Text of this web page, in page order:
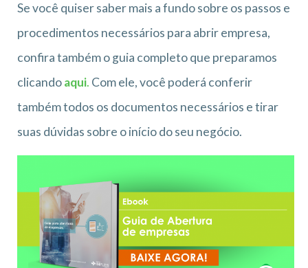
Se você quiser saber mais a fundo sobre os passos e
procedimentos necessários para abrir empresa,
confira também o guia completo que preparamos
clicandoaqui. Com ele, você poderá conferir
também todos os documentos necessários e tirar
suas dúvidas sobre o início do seu negócio.